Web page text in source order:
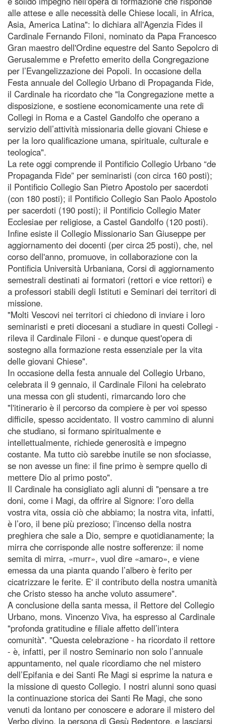
alle attese e alle necessità delle Chiese locali, in Africa,
Asia, America Latina": lo dichiara all'Agenzia Fides il
Cardinale Fernando Filoni, nominato da Papa Francesco
Gran maestro dell'Ordine equestre del Santo Sepolcro di
Gerusalemme e Prefetto emerito della Congregazione
per l’Evangelizzazione dei Popoli. In occasione della
Festa annuale del Collegio Urbano di Propaganda Fide,
il Cardinale ha ricordato che "la Congregazione mette a
disposizione, e sostiene economicamente una rete di
Collegi in Roma e a Castel Gandolfo che operano a
servizio dell’attività missionaria delle giovani Chiese e
per la loro qualificazione umana, spirituale, culturale e
teologica".
La rete oggi comprende il Pontificio Collegio Urbano “de
Propaganda Fide” per seminaristi (con circa 160 posti);
il Pontificio Collegio San Pietro Apostolo per sacerdoti
(con 180 posti); il Pontificio Collegio San Paolo Apostolo
per sacerdoti (190 posti); il Pontificio Collegio Mater
Ecclesiae per religiose, a Castel Gandolfo (120 posti).
Infine esiste il Collegio Missionario San Giuseppe per
aggiornamento dei docenti (per circa 25 posti), che, nel
corso dell'anno, promuove, in collaborazione con la
Pontificia Università Urbaniana, Corsi di aggiornamento
semestrali destinati ai formatori (rettori e vice rettori) e
a professori stabili degli Istituti e Seminari dei territori di
missione.
"Molti Vescovi nei territori ci chiedono di inviare i loro
seminaristi e preti diocesani a studiare in questi Collegi -
rileva il Cardinale Filoni - e dunque quest'opera di
sostegno alla formazione resta essenziale per la vita
delle giovani Chiese".
In occasione della festa annuale del Collegio Urbano,
celebrata il 9 gennaio, il Cardinale Filoni ha celebrato
una messa con gli studenti, rimarcando loro che
"l'itinerario è il percorso da compiere è per voi spesso
difficile, spesso accidentato. Il vostro cammino di alunni
che studiano, si formano spiritualmente e
intellettualmente, richiede generosità e impegno
costante. Ma tutto ciò sarebbe inutile se non sfociasse,
se non avesse un fine: il fine primo è sempre quello di
mettere Dio al primo posto".
Il Cardinale ha consigliato agli alunni di "pensare a tre
doni, come i Magi, da offrire al Signore: l’oro della
vostra vita, ossia ciò che abbiamo; la nostra vita, infatti,
è l’oro, il bene più prezioso; l’incenso della nostra
preghiera che sale a Dio, sempre e quotidianamente; la
mirra che corrisponde alle nostre sofferenze: il nome
semita di mirra, «murr», vuol dire «amaro», e viene
emessa da una pianta quando l’albero è ferito per
cicatrizzare le ferite. E' il contributo della nostra umanità
che Cristo stesso ha anche voluto assumere".
A conclusione della santa messa, il Rettore del Collegio
Urbano, mons. Vincenzo Viva, ha espresso al Cardinale
"profonda gratitudine e filiale affetto dell’intera
comunità". "Questa celebrazione - ha ricordato il rettore
- è, infatti, per il nostro Seminario non solo l’annuale
appuntamento, nel quale ricordiamo che nel mistero
dell’Epifania e dei Santi Re Magi si esprime la natura e
la missione di questo Collegio. I nostri alunni sono quasi
la continuazione storica dei Santi Re Magi, che sono
venuti da lontano per conoscere e adorare il mistero del
Verbo divino, la persona di Gesù Redentore, e lasciarsi